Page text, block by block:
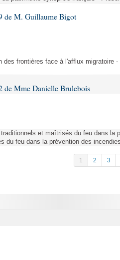
de M. Guillaume Bigot
des frontières face à l'afflux migratoire
de Mme Danielle Brulebois
et maîtrisés du feu dans la
du feu dans la prévention des
1 2 3